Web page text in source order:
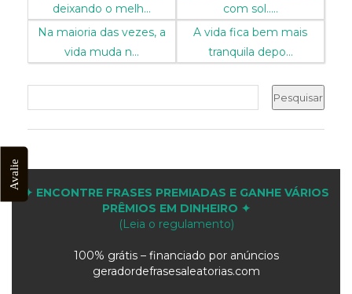
deixando o melh...
com sol.....
Na maioria das vezes, a
vida muda n...
A vida fica bem mais
tranquila depo...
✦ ENCONTRE FRASES PREMIADAS E GANHE VÁRIOS
PRÊMIOS EM DINHEIRO ✦
(Leia o regulamento)
100% grátis – financiado por anúncios
geradordefrasesaleatorias.com
Avalie